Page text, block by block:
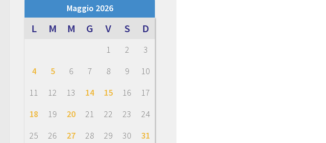
Maggio 2026
L M M G V S D
1 2
3
4
5 6 7 8 9
10
11
12 13 14 15 16
17
18
19 20 21 22 23
24
25
26 27 28 29 30 31